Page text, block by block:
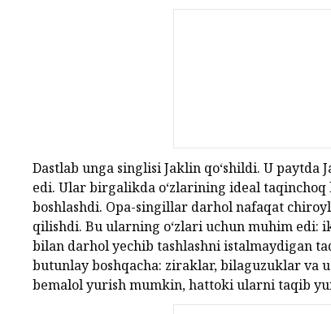
Dastlab unga singlisi Jaklin qo‘shildi. U
edi. Ular birgalikda o‘zlarining ideal
boshlashdi. Opa-singillar darhol nafaqat
qilishdi. Bu ularning o‘zlari uchun muhim edi:
bilan darhol yechib tashlashni istalmaydigan
butunlay boshqacha: ziraklar, bilaguzuklar va
bemalol yurish mumkin, hattoki ularni taqib